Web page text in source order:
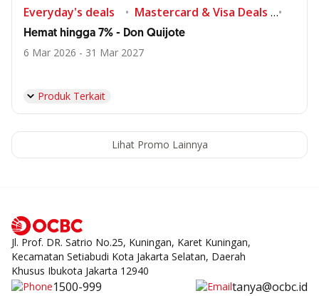
Everyday's deals Mastercard & Visa Deals
Hemat hingga 7% - Don Quijote
6 Mar 2026 - 31 Mar 2027
Produk Terkait
Lihat Promo Lainnya
Jl. Prof. DR. Satrio No.25, Kuningan, Karet Kuningan,
Kecamatan Setiabudi Kota Jakarta Selatan, Daerah
Khusus Ibukota Jakarta 12940
1500-999 tanya@ocbc.id